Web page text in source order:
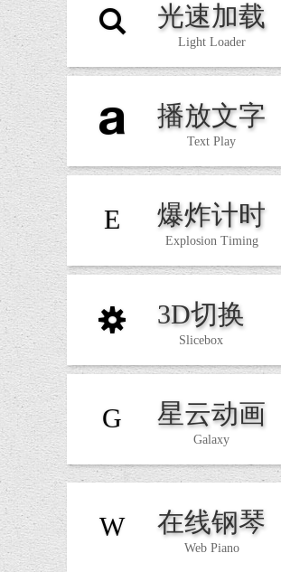
L 光速加载
Light Loader
T 播放文字
Text Play
E 爆炸计时
Explosion Timing
S 3D切换
Slicebox
G 星云动画
Galaxy
W 在线钢琴
Web Piano